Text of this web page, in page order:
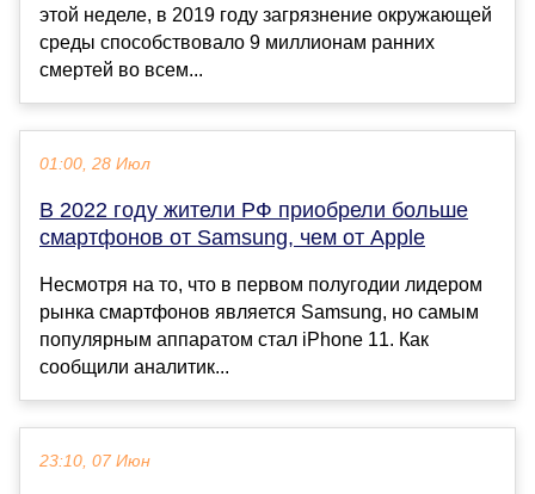
этой неделе, в 2019 году загрязнение окружающей
среды способствовало 9 миллионам ранних
смертей во всем...
01:00, 28 Июл
В 2022 году жители РФ приобрели больше
смартфонов от Samsung, чем от Apple
Несмотря на то, что в первом полугодии лидером
рынка смартфонов является Samsung, но самым
популярным аппаратом стал iPhone 11. Как
сообщили аналитик...
23:10, 07 Июн